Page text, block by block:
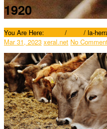
1920
You Are Here: / / la-
Mar 31, 2023 xeral.net No